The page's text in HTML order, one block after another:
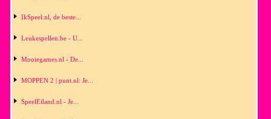
IkSpeel.nl, de beste...
Leukespellen.be - U...
Mooiegames.nl - De...
MOPPEN 2 | punt.nl: Je...
SpeelEiland.nl - Je...